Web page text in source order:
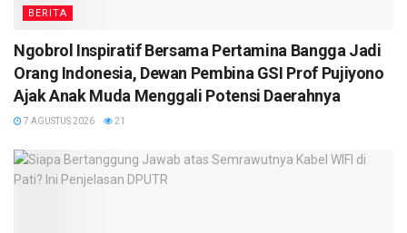
BERITA
Ngobrol Inspiratif Bersama Pertamina Bangga Jadi
Orang Indonesia, Dewan Pembina GSI Prof Pujiyono
Ajak Anak Muda Menggali Potensi Daerahnya
7 AGUSTUS 2026 21